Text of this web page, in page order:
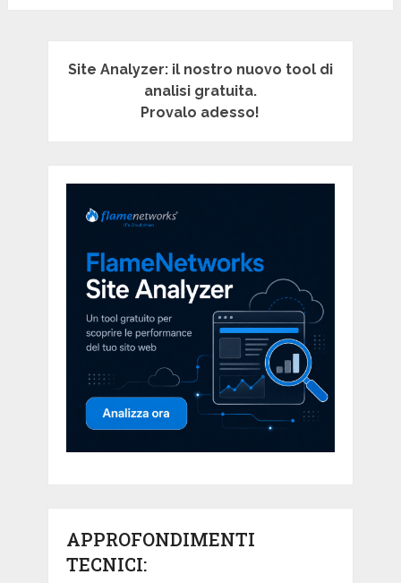
Site Analyzer: il nostro nuovo tool di
analisi gratuita.
Provalo adesso!
APPROFONDIMENTI
TECNICI: